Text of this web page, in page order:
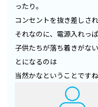
ったり。
コンセントを抜き差しさ
それなのに、電源入れっ
子供たちが落ち着きがな
とになるのは
当然かなということですね